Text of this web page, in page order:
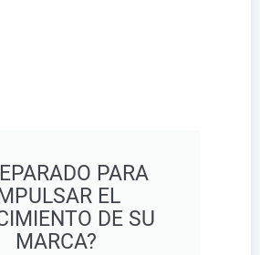
PARA
EL
DE SU
MARCA?